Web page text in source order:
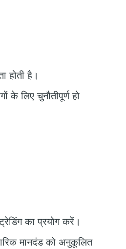
होती है।
के लिए चुनौतीपूर्ण हो
का प्रयोग करें।
मानदंड को अनुकूलित